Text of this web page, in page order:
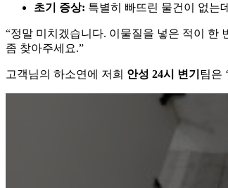
초기 증상: 특별히 빠뜨린 물건이 없는
“정말 미치겠습니다. 이물질을 넣은 적이 한
좀 찾아주세요.”
고객님의 하소연에 저희 안성 24시 변기 팀은